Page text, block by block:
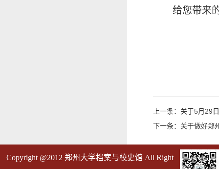
给您带来
上一条：关于5月29
下一条：关于做好郑
Copyright @2012 郑州大学档案与校史馆 All Right